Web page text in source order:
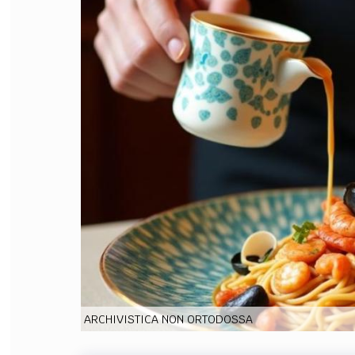
FILODIRITTO
ARCHIVISTICA NON ORTODOSSA